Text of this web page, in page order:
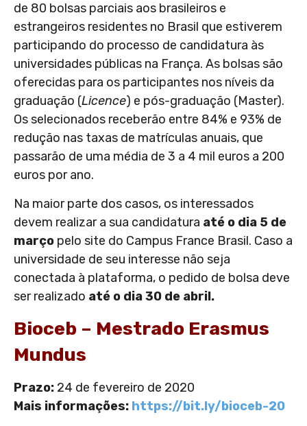
de 80 bolsas parciais aos brasileiros e
estrangeiros residentes no Brasil que estiverem
participando do processo de candidatura às
universidades públicas na França. As bolsas são
oferecidas para os participantes nos níveis da
graduação (Licence) e pós-graduação (Master).
Os selecionados receberão entre 84% e 93% de
redução nas taxas de matrículas anuais, que
passarão de uma média de 3 a 4 mil euros a 200
euros por ano.
Na maior parte dos casos, os interessados
devem realizar a sua candidatura até o dia 5 de
março pelo site do Campus France Brasil. Caso a
universidade de seu interesse não seja
conectada à plataforma, o pedido de bolsa deve
ser realizado até o dia 30 de abril.
Bioceb – Mestrado Erasmus
Mundus
Prazo: 24 de fevereiro de 2020
Mais informações: https://bit.ly/bioceb-20